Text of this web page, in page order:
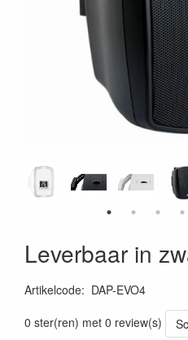
Leverbaar in
Artikelcode: DAP-EVO4
0 ster(ren) met 0 review(s)